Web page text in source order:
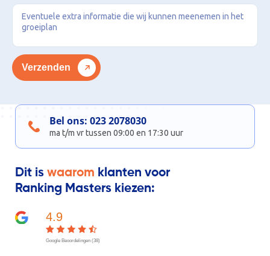
Bel ons: 023 2078030
ma t/m vr tussen 09:00 en 17:30 uur
Dit is waarom klanten voor
Ranking Masters kiezen:
Google Beoordelingen (38)
4.9